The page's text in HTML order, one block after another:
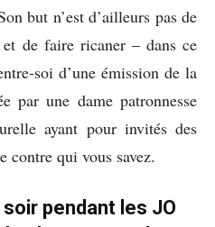
but n’est d’ailleurs pas de
de faire ricaner – dans ce
soi d’une émission de la
par une dame patronnesse
ayant pour invités des
contre qui vous savez.
pendant les JO